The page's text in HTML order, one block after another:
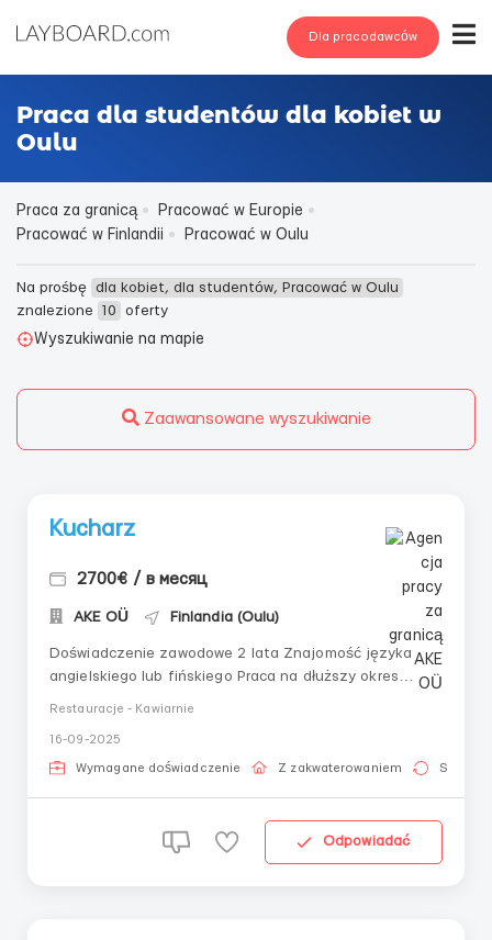
Dla pracodawców
Praca dla studentów dla kobiet w
Oulu
Praca za granicą
Pracować w Europie
Pracować w Finlandii
Pracować w Oulu
Na prośbę dla kobiet, dla studentów, Pracować w Oulu
znalezione
10
oferty
Wyszukiwanie na mapie
Zaawansowane wyszukiwanie
Kucharz
2700€ / в месяц
AKE OÜ Finlandia (Oulu)
Doświadczenie zawodowe 2 lata Znajomość języka
angielskiego lub fińskiego Praca na dłuższy okres
Restauracje - Kawiarnie
16-09-2025
Wymagane doświadczenie Z zakwaterowaniem Stała
Odpowiadać